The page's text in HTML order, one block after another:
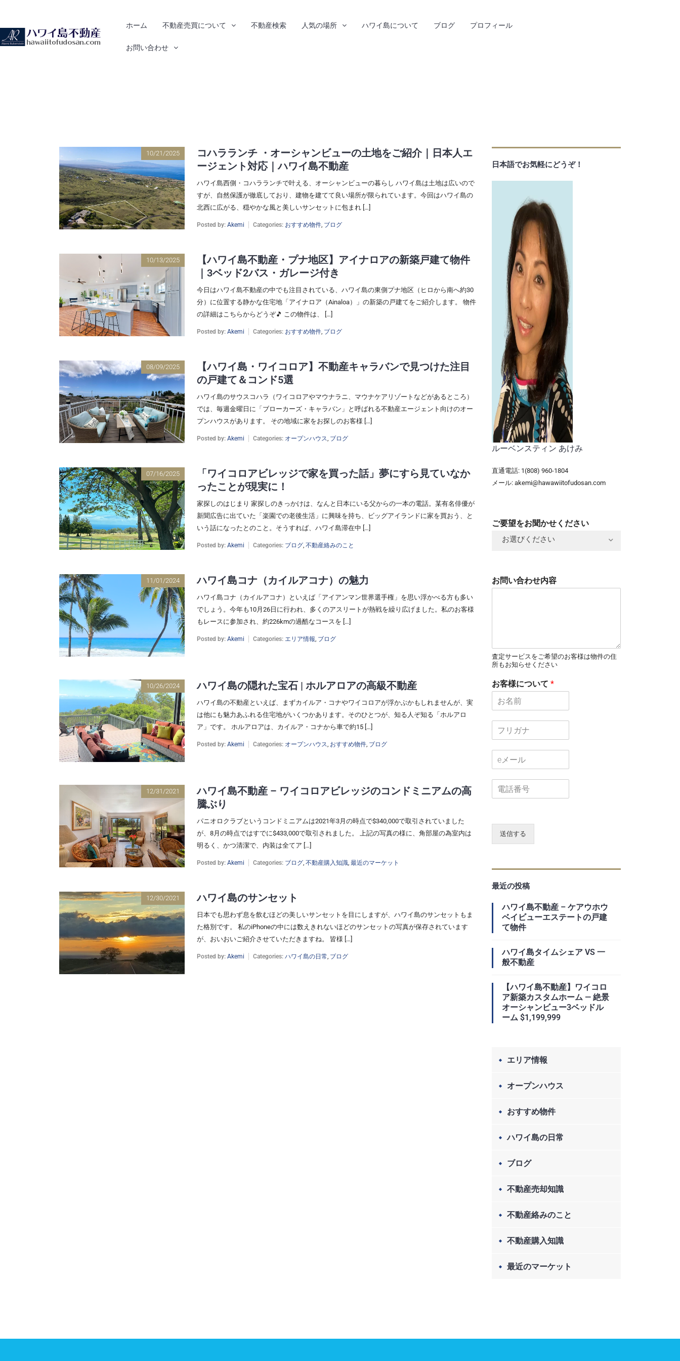
ホーム 不動産売買について 不動産検索 人気の場所 ハワイ島について ブログ プロフィール
お問い合わせ
10/21/2025
コハラランチ ・オーシャンビューの土地をご紹介｜日本人エ
ージェント対応｜ハワイ島不動産
ハワイ島西側・コハラランチで叶える、オーシャンビューの暮らし ハワイ島は土地は広いので
すが、自然保護が徹底しており、建物を建てて良い場所が限られています。今回はハワイ島の
北西に広がる、穏やかな風と美しいサンセットに包まれ […]
Posted by: Akemi Categories: おすすめ物件, ブログ
10/13/2025
【ハワイ島不動産・プナ地区】アイナロアの新築戸建て物件
｜3ベッド2バス・ガレージ付き
今日はハワイ島不動産の中でも注目されている、ハワイ島の東側プナ地区（ヒロから南へ約30
分）に位置する静かな住宅地「アイナロア（Ainaloa）」の新築の戸建てをご紹介します。 物件
の詳細はこちらからどうぞ🎵 この物件は、 […]
Posted by: Akemi Categories: おすすめ物件, ブログ
08/09/2025
【ハワイ島・ワイコロア】不動産キャラバンで見つけた注目
の戸建て＆コンド5選
ハワイ島のサウスコハラ（ワイコロアやマウナラニ、マウナケアリゾートなどがあるところ）
では、毎週金曜日に「ブローカーズ・キャラバン」と呼ばれる不動産エージェント向けのオー
プンハウスがあります。 その地域に家をお探しのお客様 […]
Posted by: Akemi Categories: オープンハウス, ブログ
07/16/2025
「ワイコロアビレッジで家を買った話」夢にすら見ていなか
ったことが現実に！
家探しのはじまり 家探しのきっかけは、なんと日本にいる父からの一本の電話。某有名俳優が
新聞広告に出ていた「楽園での老後生活」に興味を持ち、ビッグアイランドに家を買おう、と
いう話になったとのこと。そうすれば、ハワイ島滞在中 […]
Posted by: Akemi Categories: ブログ, 不動産絡みのこと
11/01/2024 ハワイ島コナ（カイルアコナ）の魅力
ハワイ島コナ（カイルアコナ）といえば「アイアンマン世界選手権」を思い浮かべる方も多い
でしょう。今年も10月26日に行われ、多くのアスリートが熱戦を繰り広げました。私のお客様
もレースに参加され、約226kmの過酷なコースを […]
Posted by: Akemi Categories: エリア情報, ブログ
10/26/2024 ハワイ島の隠れた宝石 | ホルアロアの高級不動産
ハワイ島の不動産といえば、まずカイルア・コナやワイコロアが浮かぶかもしれませんが、実
は他にも魅力あふれる住宅地がいくつかあります。そのひとつが、知る人ぞ知る「ホルアロ
ア」です。 ホルアロアは、カイルア・コナから車で約15 […]
Posted by: Akemi Categories: オープンハウス, おすすめ物件, ブログ
12/31/2021
ハワイ島不動産 – ワイコロアビレッジのコンドミニアムの高
騰ぶり
パニオロクラブというコンドミニアムは2021年3月の時点で$340,000で取引されていました
が、8月の時点ではすでに$433,000で取引されました。 上記の写真の様に、角部屋の為室内は
明るく、かつ清潔で、内装は全てア […]
Posted by: Akemi Categories: ブログ, 不動産購入知識, 最近のマーケット
12/30/2021 ハワイ島のサンセット
日本でも思わず息を飲むほどの美しいサンセットを目にしますが、ハワイ島のサンセットもま
た格別です。 私のiPhoneの中には数えきれないほどのサンセットの写真が保存されています
が、おいおいご紹介させていただきますね。 皆様 […]
Posted by: Akemi Categories: ハワイ島の日常, ブログ
日本語でお気軽にどうぞ！
ルーベンスティン あけみ
直通電話: 1(808) 960-1804
メール: akemi@hawawiitofudosan.com
ご要望をお聞かせください
お選びください
お問い合わせ内容
査定サービスをご希望のお客様は物件の住
所もお知らせください
お客様について *
ー
電
話
送信する
最近の投稿
ハワイ島不動産 – ケアウホウ
ベイビューエステートの戸建
て物件
ハワイ島タイムシェア VS 一
般不動産
【ハワイ島不動産】ワイコロ
ア新築カスタムホーム — 絶景
オーシャンビュー3ベッドル
ーム $1,199,999
エリア情報
オープンハウス
おすすめ物件
ハワイ島の日常
ブログ
不動産売却知識
不動産絡みのこと
不動産購入知識
最近のマーケット